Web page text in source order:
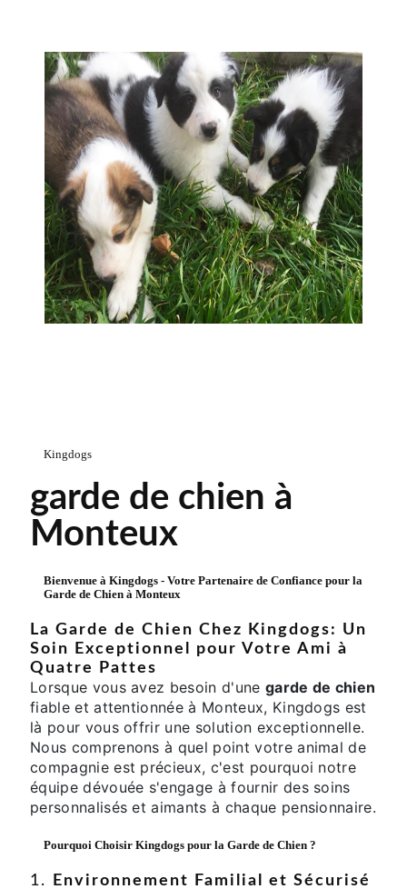
Kingdogs
garde de chien à
Monteux
Bienvenue à Kingdogs - Votre Partenaire de Confiance pour la
Garde de Chien à Monteux
La Garde de Chien Chez Kingdogs: Un
Soin Exceptionnel pour Votre Ami à
Quatre Pattes
Lorsque vous avez besoin d'une garde de chien
fiable et attentionnée à Monteux, Kingdogs est
là pour vous offrir une solution exceptionnelle.
Nous comprenons à quel point votre animal de
compagnie est précieux, c'est pourquoi notre
équipe dévouée s'engage à fournir des soins
personnalisés et aimants à chaque pensionnaire.
Pourquoi Choisir Kingdogs pour la Garde de Chien ?
1. Environnement Familial et Sécurisé